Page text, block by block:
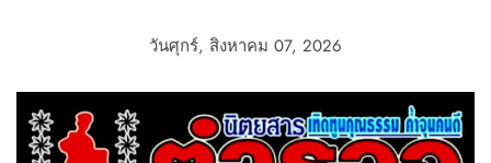
วันศุกร์, สิงหาคม 07, 2026